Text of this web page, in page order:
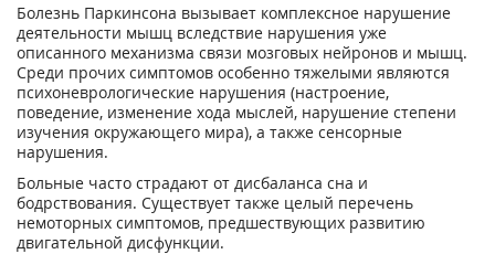
Болезнь Паркинсона вызывает комплексное нарушение
деятельности мышц вследствие нарушения уже
описанного механизма связи мозговых нейронов и мышц.
Среди прочих симптомов особенно тяжелыми являются
психоневрологические нарушения (настроение,
поведение, изменение хода мыслей, нарушение степени
изучения окружающего мира), а также сенсорные
нарушения.
Больные часто страдают от дисбаланса сна и
бодрствования. Существует также целый перечень
немоторных симптомов, предшествующих развитию
двигательной дисфункции.